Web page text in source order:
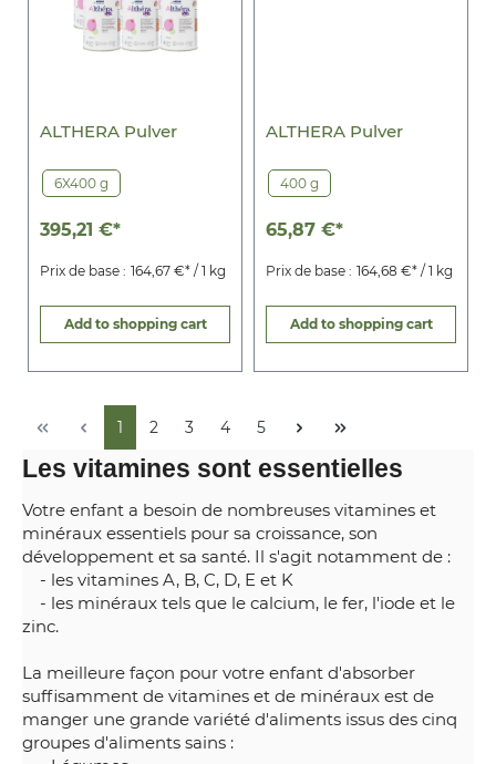
ALTHERA Pulver
6X400 g
395,21 €*
Prix de base : 164,67 €* / 1 kg
Add to shopping cart
ALTHERA Pulver
400 g
65,87 €*
Prix de base : 164,68 €* / 1 kg
Add to shopping cart
1 2 3 4 5
Les vitamines sont essentielles
Votre enfant a besoin de nombreuses vitamines et
minéraux essentiels pour sa croissance, son
développement et sa santé. Il s'agit notamment de :
- les vitamines A, B, C, D, E et K
- les minéraux tels que le calcium, le fer, l'iode et le
zinc.
La meilleure façon pour votre enfant d'absorber
suffisamment de vitamines et de minéraux est de
manger une grande variété d'aliments issus des cinq
groupes d'aliments sains :